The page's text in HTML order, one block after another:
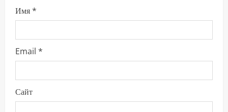
е
Имя*
Email *
Сайт